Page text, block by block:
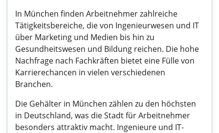
In München finden Arbeitnehmer zahlreiche
Tätigkeitsbereiche, die von Ingenieurwesen und IT
über Marketing und Medien bis hin zu
Gesundheitswesen und Bildung reichen. Die hohe
Nachfrage nach Fachkräften bietet eine Fülle von
Karrierechancen in vielen verschiedenen
Branchen.
Die Gehälter in München zählen zu den höchsten
in Deutschland, was die Stadt für Arbeitnehmer
besonders attraktiv macht. Ingenieure und IT-